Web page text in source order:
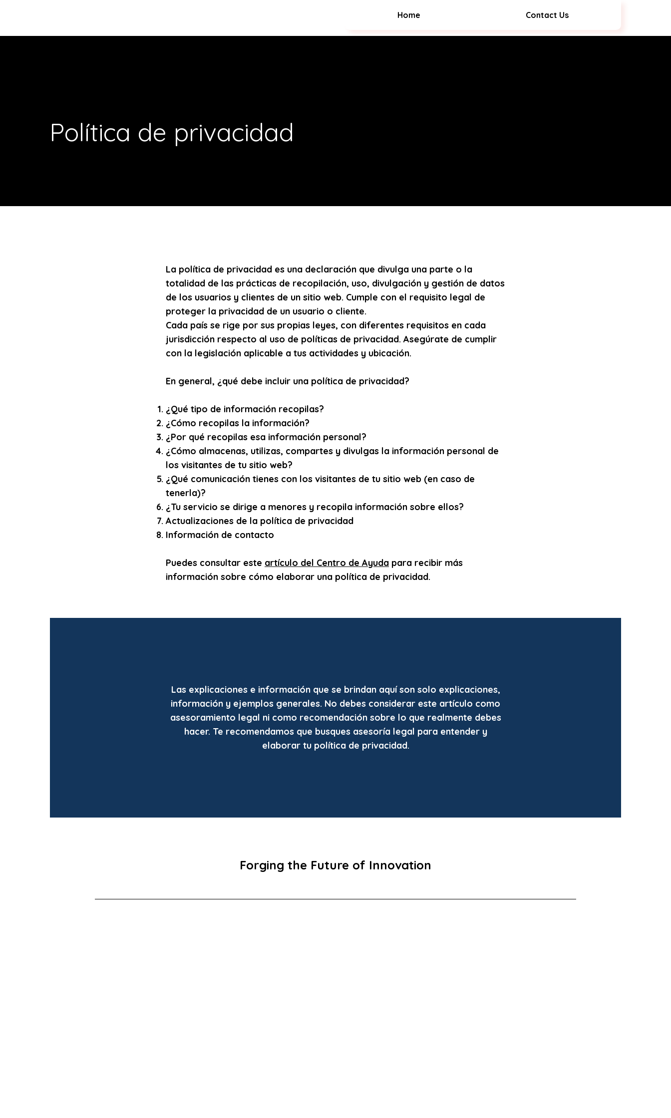
Home Contact Us
Política de privacidad
La política de privacidad es una declaración que divulga una parte o la
totalidad de las prácticas de recopilación, uso, divulgación y gestión de datos
de los usuarios y clientes de un sitio web. Cumple con el requisito legal de
proteger la privacidad de un usuario o cliente.
Cada país se rige por sus propias leyes, con diferentes requisitos en cada
jurisdicción respecto al uso de políticas de privacidad. Asegúrate de cumplir
con la legislación aplicable a tus actividades y ubicación.
En general, ¿qué debe incluir una política de privacidad?
¿Qué tipo de información recopilas?
¿Cómo recopilas la información?
¿Por qué recopilas esa información personal?
¿Cómo almacenas, utilizas, compartes y divulgas la información personal de
los visitantes de tu sitio web?
¿Qué comunicación tienes con los visitantes de tu sitio web (en caso de
tenerla)?
¿Tu servicio se dirige a menores y recopila información sobre ellos?
Actualizaciones de la política de privacidad
Información de contacto
Puedes consultar este artículo del Centro de Ayuda para recibir más
información sobre cómo elaborar una política de privacidad.
Las explicaciones e información que se brindan aquí son solo explicaciones,
información y ejemplos generales. No debes considerar este artículo como
asesoramiento legal ni como recomendación sobre lo que realmente debes
hacer. Te recomendamos que busques asesoría legal para entender y
elaborar tu política de privacidad.
Forging the Future of Innovation